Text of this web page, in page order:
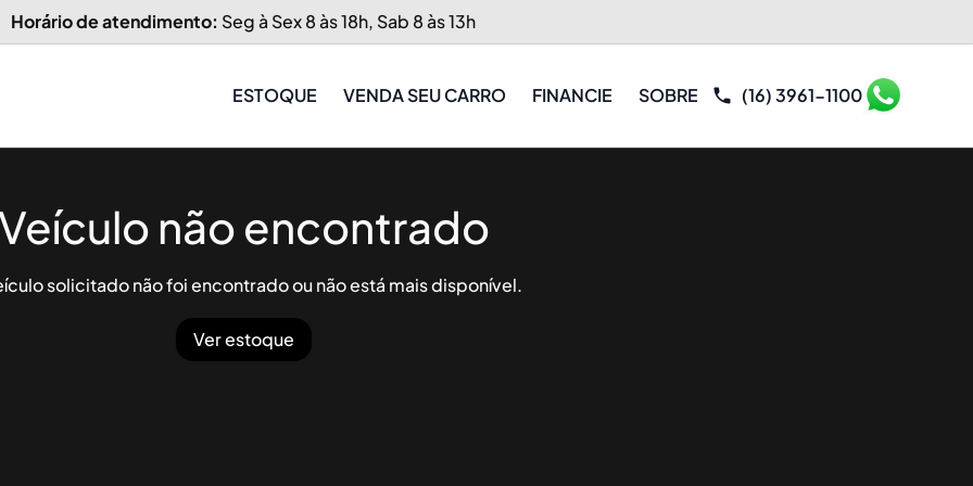
Horário de atendimento: Seg à Sex 8 às 18h, Sab 8 às 13h
ESTOQUE VENDA SEU CARRO FINANCIE SOBRE (16) 3961-1100
não encontrado
solicitado não foi encontrado ou não está mais disponível.
Ver estoque